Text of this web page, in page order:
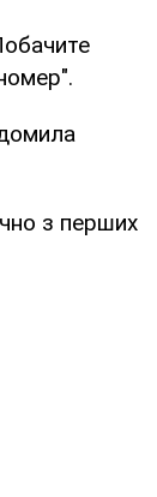
з перших